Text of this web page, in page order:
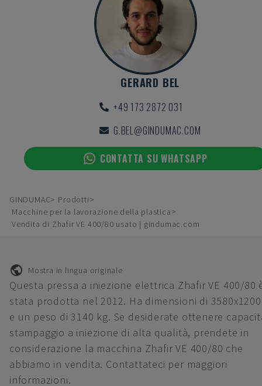
GERARD BEL
+49 173 2872 031
G.BEL@GINDUMAC.COM
CONTATTA SU WHATSAPP
GINDUMAC
Prodotti
Macchine per la lavorazione della plastica
Vendita di Zhafir VE 400/80 usato | gindumac.com
Mostra in lingua originale
Questa pressa a iniezione elettrica Zhafir VE 400/80
stata prodotta nel 2012. Ha dimensioni di
e un peso di 3140 kg. Se desiderate ottenere
stampaggio a iniezione di alta qualità, prendete in
considerazione la macchina Zhafir VE 400/80 che
abbiamo in vendita. Contattateci per maggiori
informazioni.